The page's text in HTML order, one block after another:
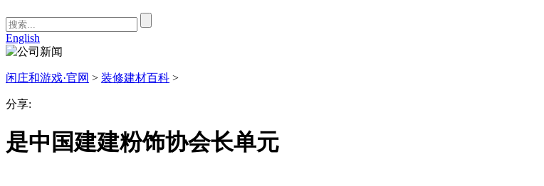
English
闲庄和游戏·官网 > 装修建材百科 >
分享:
是中国建建粉饰协会长单元